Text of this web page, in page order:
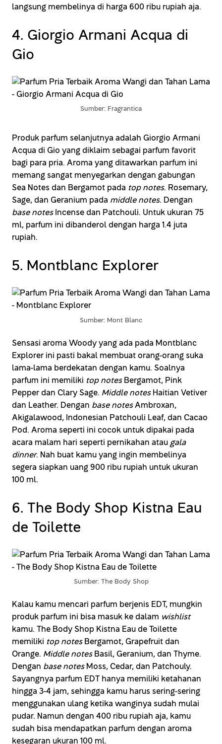
langsung membelinya di harga 600 ribu rupiah aja.
4. Giorgio Armani Acqua di
Gio
Sumber: Fragrantica
Produk parfum selanjutnya adalah Giorgio Armani
Acqua di Gio yang diklaim sebagai parfum favorit
bagi para pria. Aroma yang ditawarkan parfum ini
memang sangat menyegarkan dengan gabungan
Sea Notes dan Bergamot pada top notes. Rosemary,
Sage, dan Geranium pada middle notes. Dengan
base notesIncense dan Patchouli. Untuk ukuran 75
ml, parfum ini dibanderol dengan harga 1.4 juta
rupiah.
5. Montblanc Explorer
Sumber: Mont Blanc
Sensasi aroma Woody yang ada pada Montblanc
Explorer ini pasti bakal membuat orang-orang suka
lama-lama berdekatan dengan kamu. Soalnya
parfum ini memiliki top notesBergamot, Pink
Pepper dan Clary Sage. Middle notesHaitian Vetiver
dan Leather. Dengan base notesAmbroxan,
Akigalawood, Indonesian Patchouli Leaf, dan Cacao
Pod. Aroma seperti ini cocok untuk dipakai pada
acara malam hari seperti pernikahan atau gala
dinner. Nah buat kamu yang ingin membelinya
segera siapkan uang 900 ribu rupiah untuk ukuran
100 ml.
6. The Body Shop Kistna Eau
de Toilette
Sumber: The Body Shop
Kalau kamu mencari parfum berjenis EDT, mungkin
produk parfum ini bisa masuk ke dalam wishlist
kamu. The Body Shop Kistna Eau de Toilette
memiliki top notesBergamot, Grapefruit dan
Orange. Middle notesBasil, Geranium, dan Thyme.
Dengan base notesMoss, Cedar, dan Patchouly.
Sayangnya parfum EDT hanya memiliki ketahanan
hingga 3-4 jam, sehingga kamu harus sering-sering
menggunakan ulang ketika wanginya sudah mulai
pudar. Namun dengan 400 ribu rupiah aja, kamu
sudah bisa mendapatkan parfum dengan aroma
kesegaran ukuran 100 ml.